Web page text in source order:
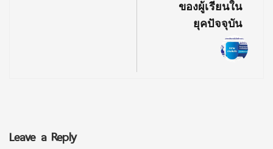
ของผู้เรียนใน
ยุคปัจจุบัน
Leave a Reply